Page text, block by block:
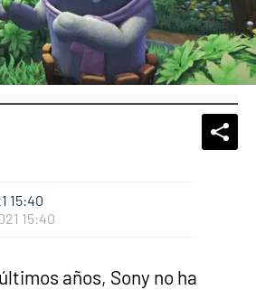
15:40
15:40
años, Sony no ha